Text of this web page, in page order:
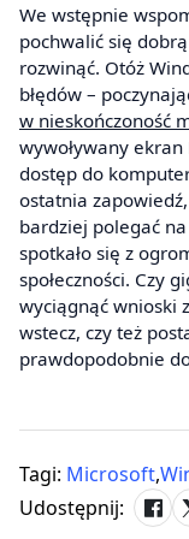
We wstępnie
pochwalić się
rozwinąć. Otóż
błędów –
w nieskończoność
wywoływany
dostęp do
ostatnia
bardziej polegać
spotkało się z
społeczności. Czy
wyciągnąć wnioski
wstecz, czy też
prawdopodobnie
Tagi: Microsoft,
Udostępnij: